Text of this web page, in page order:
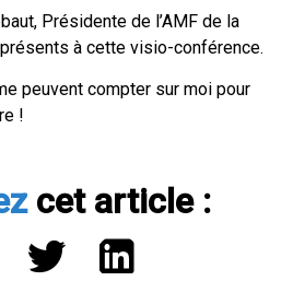
Présidente de l’AMF de la
à cette visio-conférence.
peuvent compter sur moi pour
!
cet article :